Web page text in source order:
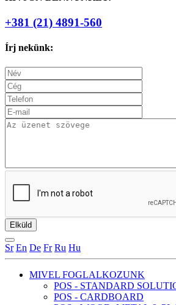
+381 (21) 4891-560
Írj nekünk:
Sr En De Fr Ru Hu
MIVEL FOGLALKOZUNK
POS - STANDARD
POS - CARDBOARD